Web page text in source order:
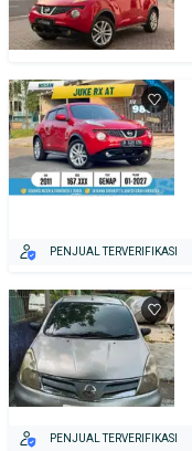
PENJUAL TERVERIFIKASI
PENJUAL TERVERIFIKASI